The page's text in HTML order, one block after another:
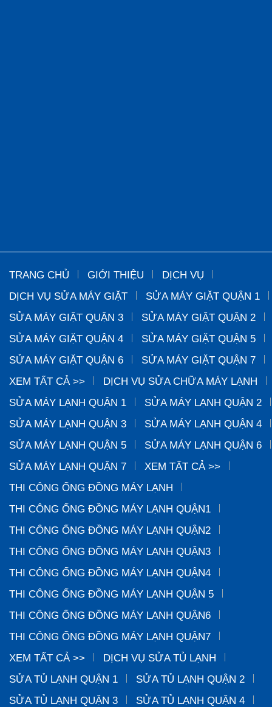
TRANG CHỦ GIỚI THIỆU
DỊCH VỤ
DỊCH VỤ SỬA MÁY GIẶT
SỬA MÁY GIẶT QUẬN 1
SỬA MÁY GIẶT QUẬN 3
SỬA MÁY GIẶT QUẬN 2
SỬA MÁY GIẶT QUẬN 4
SỬA MÁY GIẶT QUẬN 5
SỬA MÁY GIẶT QUẬN 6
SỬA MÁY GIẶT QUẬN 7
XEM TẤT CẢ >>
DỊCH VỤ SỬA CHỮA MÁY LẠNH
SỬA MÁY LẠNH QUẬN 1
SỬA MÁY LẠNH QUẬN 2
SỬA MÁY LẠNH QUẬN 3
SỬA MÁY LẠNH QUẬN 4
SỬA MÁY LẠNH QUẬN 5
SỬA MÁY LẠNH QUẬN 6
SỬA MÁY LẠNH QUẬN 7
XEM TẤT CẢ >>
THI CÔNG ỐNG ĐỒNG MÁY LẠNH
THI CÔNG ỐNG ĐỒNG MÁY LẠNH QUẬN1
THI CÔNG ỐNG ĐỒNG MÁY LẠNH QUẬN2
THI CÔNG ỐNG ĐỒNG MÁY LẠNH QUẬN3
THI CÔNG ỐNG ĐỒNG MÁY LẠNH QUẬN4
THI CÔNG ỐNG ĐỒNG MÁY LẠNH QUẬN 5
THI CÔNG ỐNG ĐỒNG MÁY LẠNH QUẬN6
THI CÔNG ỐNG ĐỒNG MÁY LẠNH QUẬN7
XEM TẤT CẢ >>
DỊCH VỤ SỬA TỦ LẠNH
SỬA TỦ LẠNH QUẬN 1
SỬA TỦ LẠNH QUẬN 2
SỬA TỦ LẠNH QUẬN 3
SỬA TỦ LẠNH QUẬN 4